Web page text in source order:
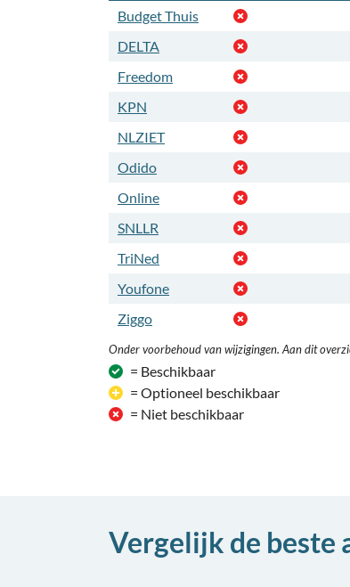
Budget Thuis
DELTA
Freedom
KPN
NLZIET
Odido
Online
SNLLR
TriNed
Youfone
Ziggo
Onder voorbehoud van wijzigingen. Aan dit
= Beschikbaar
= Optioneel beschikbaar
= Niet beschikbaar
Vergelijk de beste